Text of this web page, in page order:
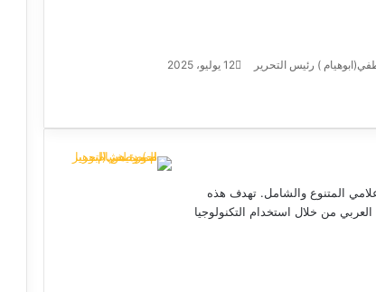
) رئيس التحرير
د
ا
12 يوليو، 2025
المتنوع والشامل. تهدف هذه
العربي من خلال استخدام التكنولوجيا